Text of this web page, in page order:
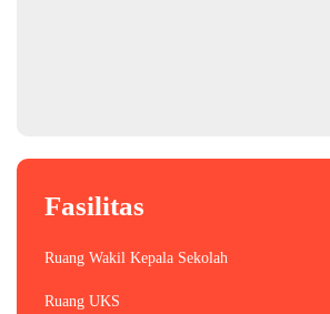
Fasilitas
Ruang Wakil Kepala Sekolah
Ruang UKS